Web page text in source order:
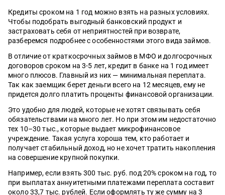
08.08.2026
Исламский банкинг, дефицит ликвидности,
неделю
20
0
Семейная
неделю
57
07.05.2026
Что такое электронный кошелёк WB и
1565
0
Рейтинг
1156
03.04.2026
Материнский капитал в 2026 году: сумма,
525 0
Сервис
490
12.01.2026
Ипотека без стресса: полный список
540
0
465
Кредитные карты 01.03.2026
Топ-5 кредитных карт с длинным льготным
1295 0
ТОП-5
1635
07.04.2026
С какой суммы нужно платить налог на
455 0
Топ-5
853
Кредиты сроком на 1 год можно взять на разных условиях.
Чтобы подобрать выгодный банковский продукт и
застраховать себя от неприятностей при возврате,
разберемся подробнее с особенностями этого вида займов.
В отличие от краткосрочных займов в МФО и долгосрочных
договоров сроком на 3-5 лет, кредит в банке на 1 год имеет
много плюсов. Главный из них — минимальная переплата.
Так как заемщик берет деньги всего на 12 месяцев, ему не
придется долго платить проценты финансовой организации.
Это удобно для людей, которые не хотят связывать себя
обязательствами на много лет. Но при этом им недостаточно
тех 10–30 тыс., которые выдает микрофинансовое
учреждение. Такая услуга хороша тем, кто работает и
получает стабильный доход, но не хочет тратить накопления
на совершение крупной покупки.
Например, если взять 300 тыс. руб. под 20% сроком на год, то
при выплатах аннуитетными платежами переплата составит
около 33,7 тыс. рублей. Если оформлять ту же сумму на 3